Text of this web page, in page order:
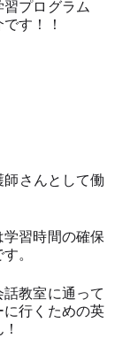
プログラム
す！！
さんとして働
習時間の確保
。
教室に通って
行くための英